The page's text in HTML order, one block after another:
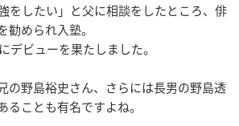
をしたい」と父に相談をしたところ、俳
められ入塾。
デビューを果たしました。
の野島裕史さん、さらには長男の野島透
ことも有名ですよね。